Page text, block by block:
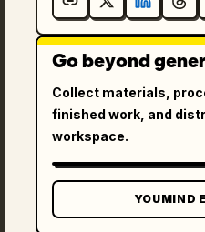
Go beyond
Collect materials,
finished work, and
workspace.
YOUMIND